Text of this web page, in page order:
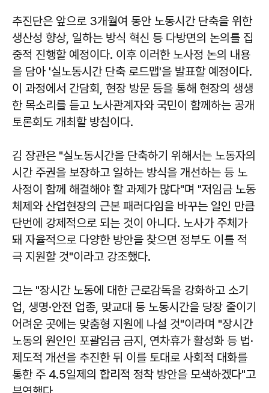
추진단은 앞으로 3개월여 동안 노동시간 단축을 위한
생산성 향상, 일하는 방식 혁신 등 다방면의 논의를 집
중적 진행할 예정이다. 이후 이러한 노사정 논의 내용
을 담아 '실노동시간 단축 로드맵'을 발표할 예정이다.
이 과정에서 간담회, 현장 방문 등을 통해 현장의 생생
한 목소리를 듣고 노사관계자와 국민이 함께하는 공개
토론회도 개최할 방침이다.
김 장관은 "실노동시간을 단축하기 위해서는 노동자의
시간 주권을 보장하고 일하는 방식을 개선하는 등 노
사정이 함께 해결해야 할 과제가 많다"며 "저임금 노동
체제와 산업현장의 근본 패러다임을 바꾸는 일인 만큼
단번에 강제적으로 되는 것이 아니다. 노사가 주체가
돼 자율적으로 다양한 방안을 찾으면 정부도 이를 적
극 지원할 것"이라고 강조했다.
그는 "장시간 노동에 대한 근로감독을 강화하고 소기
업, 생명·안전 업종, 맞교대 등 노동시간을 당장 줄이기
어려운 곳에는 맞춤형 지원에 나설 것"이라며 "장시간
노동의 원인인 포괄임금 금지, 연차휴가 활성화 등 법·
제도적 개선을 추진한 뒤 이를 토대로 사회적 대화를
통한 주 4.5일제의 합리적 정착 방안을 모색하겠다"고